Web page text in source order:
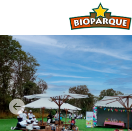
Previous